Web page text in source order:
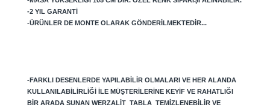
-2 YIL GARANTI
-ÜRÜNLER DE MONTE OLARAK GÖNDERILMEKTEDIR...
-FARKLI DESENLERDE YAPILABILIR OLMALARI VE HER ALANDA
KULLANILABILIRLIĞI ILE MÜŞTERILERINE KEYIF VE RAHATLIĞI
BIR ARADA SUNAN WERZALIT TABLA TEMIZLENEBILIR VE